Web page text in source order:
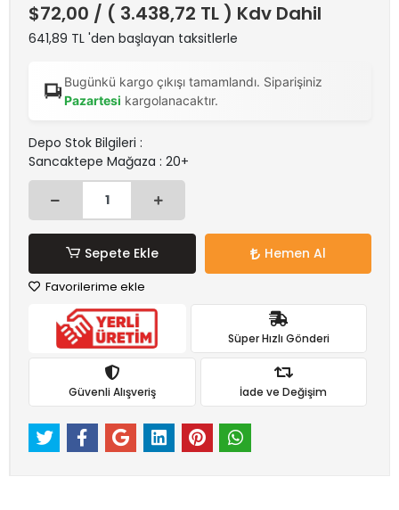
$72,00 / ( 3.438,72 TL ) Kdv Dahil
641,89 TL 'den başlayan taksitlerle
Bugünkü kargo çıkışı tamamlandı. Siparişiniz
Pazartesi kargolanacaktır.
Depo Stok Bilgileri :
Sancaktepe Mağaza : 20+
Sepete Ekle Hemen Al
Favorilerime ekle
Süper Hızlı Gönderi
Güvenli Alışveriş İade ve Değişim